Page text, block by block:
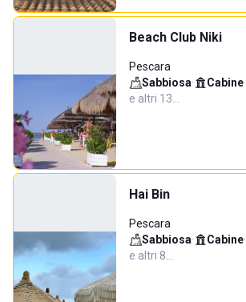
Beach Club Niki
Pescara
Sabbiosa· Cabine·
e altri 13…
Hai Bin
Pescara
Sabbiosa· Cabine·
e altri 8…